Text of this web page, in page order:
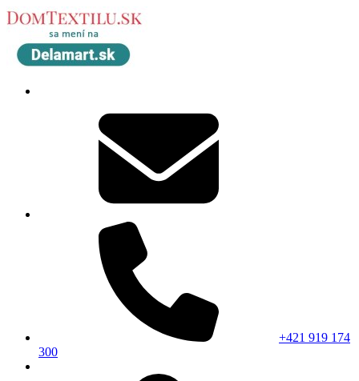
+421 919 174
300